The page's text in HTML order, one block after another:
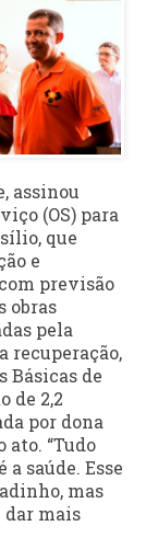
assinou
(OS) para
que
e
previsão
obras
pela
recuperação,
Básicas de
de 2,2
por dona
ato. “Tudo
saúde. Esse
mas
dar mais